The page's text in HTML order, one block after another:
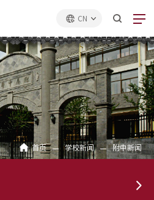
CN
首页 学校新闻 附中新闻